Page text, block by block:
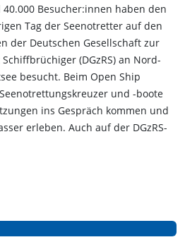
Besucher:innen haben den
Tag der Seenotretter auf den
der Deutschen Gesellschaft zur
(DGzRS) an Nord-
besucht. Beim Open Ship
und -boote
ins Gespräch kommen und
erleben. Auch auf der DGzRS-